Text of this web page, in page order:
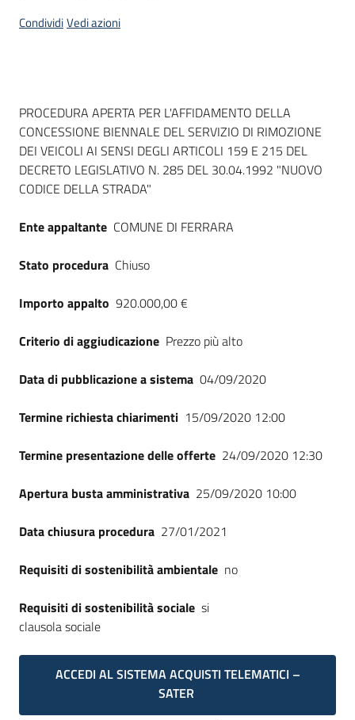
CondividiVedi azioni
Dati del bando
PROCEDURA APERTA PER L'AFFIDAMENTO DELLA
CONCESSIONE BIENNALE DEL SERVIZIO DI RIMOZIONE
DEI VEICOLI AI SENSI DEGLI ARTICOLI 159 E 215 DEL
DECRETO LEGISLATIVO N. 285 DEL 30.04.1992 "NUOVO
CODICE DELLA STRADA"
Ente appaltante COMUNE DI FERRARA
Stato procedura Chiuso
Importo appalto 920.000,00 €
Criterio di aggiudicazione Prezzo più alto
Data di pubblicazione a sistema 04/09/2020
Termine richiesta chiarimenti 15/09/2020 12:00
Termine presentazione delle offerte 24/09/2020 12:30
Apertura busta amministrativa 25/09/2020 10:00
Data chiusura procedura 27/01/2021
Requisiti di sostenibilità ambientale no
Requisiti di sostenibilità sociale si
clausola sociale
ACCEDI AL SISTEMA ACQUISTI TELEMATICI –
SATER